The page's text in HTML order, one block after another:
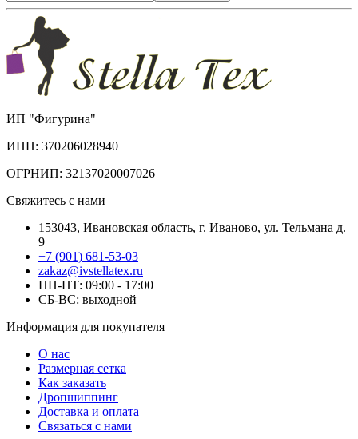
ИП "Фигурина"
ИНН: 370206028940
ОГРНИП: 32137020007026
Свяжитесь с нами
153043, Ивановская область, г. Иваново, ул. Тельмана д.
9
+7 (901) 681-53-03
zakaz@ivstellatex.ru
ПН-ПТ: 09:00 - 17:00
СБ-ВС: выходной
Информация для покупателя
О нас
Размерная сетка
Как заказать
Дропшиппинг
Доставка и оплата
Связаться с нами